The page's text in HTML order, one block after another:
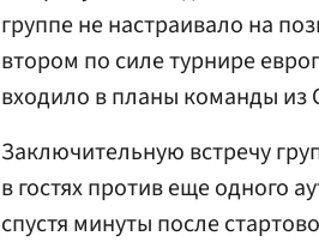
группе не настраивало на
втором по силе турнире
входило в планы команды
Заключительную встречу
в гостях против еще одного
спустя минуты после